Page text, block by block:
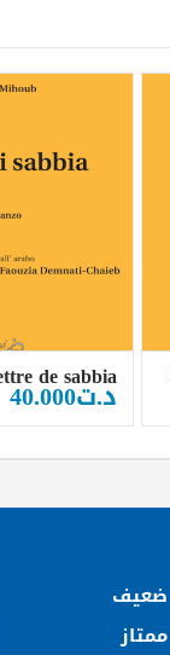
de sabbia
د.ت40.000
ضعيف
ممتاز